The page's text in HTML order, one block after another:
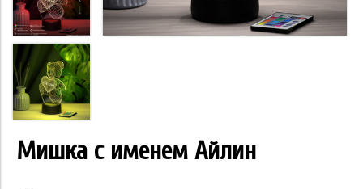
Мишка с именем Айлин